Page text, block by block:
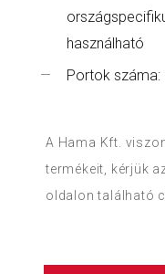
használható
Portok száma:
A Hama Kft.
termékeit, kérjük
oldalon található